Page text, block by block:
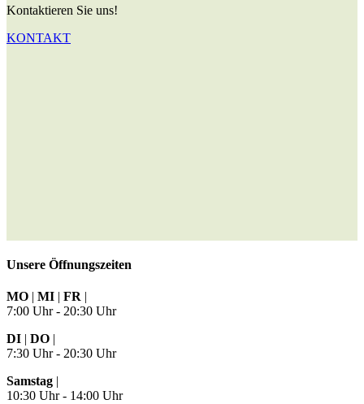
Kontaktieren Sie uns!
KONTAKT
Unsere Öffnungszeiten
MO MI FR
7:00 Uhr - 20:30 Uhr
DI
DO
7:30 Uhr - 20:30 Uhr
Samstag
10:30 Uhr - 14:00 Uhr